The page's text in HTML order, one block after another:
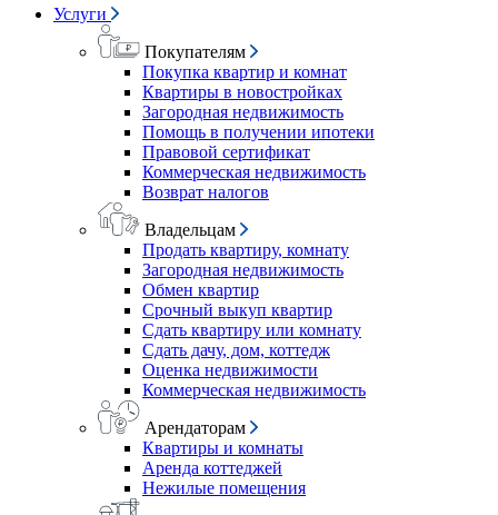
Услуги
Покупателям
Покупка квартир и комнат
Квартиры в новостройках
Загородная недвижимость
Помощь в получении ипотеки
Правовой сертификат
Коммерческая недвижимость
Возврат налогов
Владельцам
Продать квартиру, комнату
Загородная недвижимость
Обмен квартир
Срочный выкуп квартир
Сдать квартиру или комнату
Сдать дачу, дом, коттедж
Оценка недвижимости
Коммерческая недвижимость
Арендаторам
Квартиры и комнаты
Аренда коттеджей
Нежилые помещения